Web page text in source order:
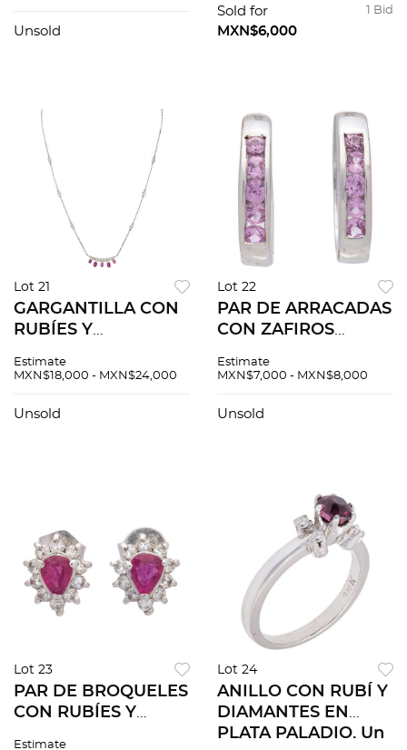
Unsold
Peso: 1.5 g. Talla: 6 ¾
1 Bid
Sold for
MXN$6,000
Lot 21
GARGANTILLA CON
RUBÍES Y
BLANCO 18K. Rubíes
diamantes corte
Estimate
MXN$18,000 - MXN$24,000
Unsold
Lot 22
PAR DE ARRACADAS
CON ZAFIROS
BLANCO DE 14K.
redondo ~0.20 ct.
Estimate
MXN$7,000 - MXN$8,000
Unsold
Lot 23
PAR DE BROQUELES
CON RUBÍES Y
Estimate
Lot 24
ANILLO CON RUBÍ Y
DIAMANTES EN
PLATA PALADIO. Un